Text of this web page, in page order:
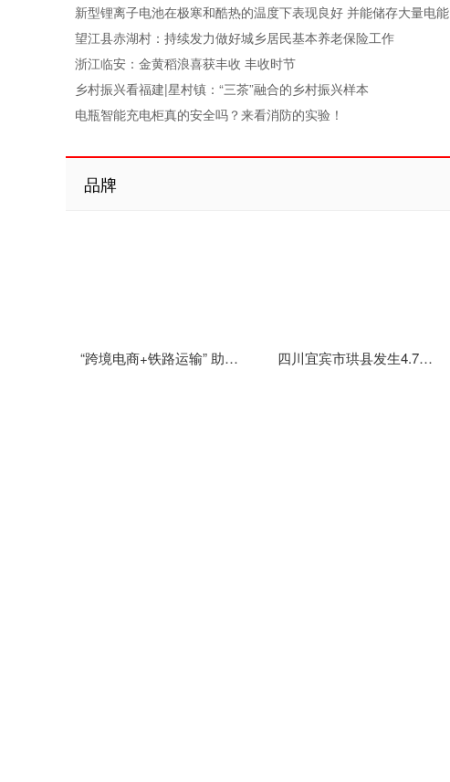
新型锂离子电池在极寒和酷热的温度下表现良好 并能储存大量电能
望江县赤湖村：持续发力做好城乡居民基本养老保险工作
浙江临安：金黄稻浪喜获丰收 丰收时节
乡村振兴看福建|星村镇：“三茶”融合的乡村振兴样本
电瓶智能充电柜真的安全吗？来看消防的实验！
品牌
“跨境电商+铁路运输” 助力云南跨境电商商品快速通关 四川宜宾市珙县发生4.7级地震 震源深度13千米